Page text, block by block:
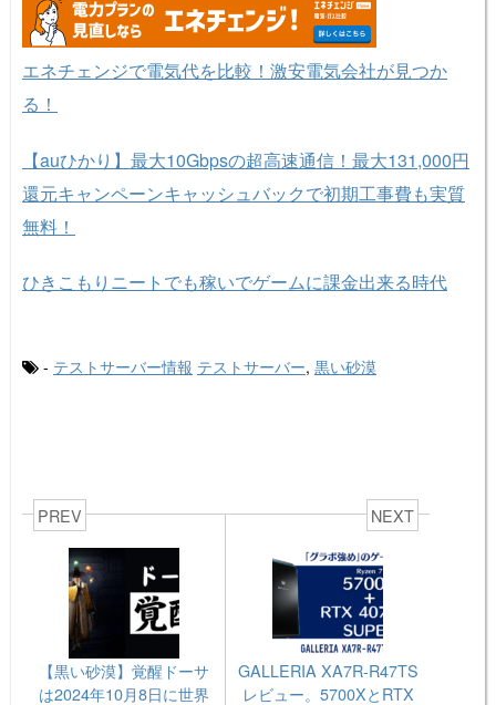
エネチェンジで電気代を比較！激安電気会社が見つか
る！
【auひかり】最大10Gbpsの超高速通信！最大131,000円
還元キャンペーンキャッシュバックで初期工事費も実質
無料！
ひきこもりニートでも稼いでゲームに課金出来る時代
- テストサーバー情報 テストサーバー, 黒い砂漠
PREV
【黒い砂漠】覚醒ドーサ
は2024年10月8日に世界
NEXT
GALLERIA XA7R-R47TS
レビュー。5700XとRTX